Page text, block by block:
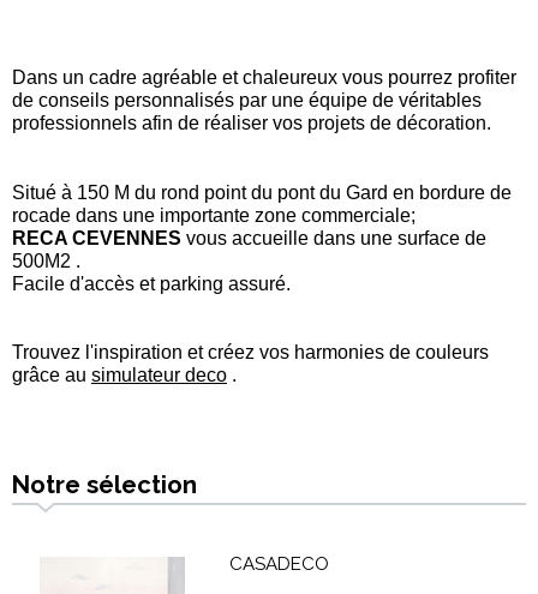
Dans un cadre agréable et chaleureux vous pourrez profiter
de conseils personnalisés par une équipe de véritables
professionnels afin de réaliser vos projets de décoration.
Situé à 150 M du rond point du pont du Gard en bordure de
rocade dans une importante zone commerciale;
RECA CEVENNES vous accueille dans une surface de
500M2 .
Facile d'accès et parking assuré.
Trouvez l'inspiration et créez vos harmonies de couleurs
grâce au simulateur deco .
Notre sélection
CASADECO